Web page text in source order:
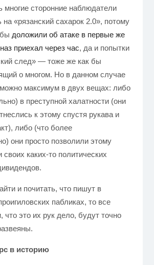
многие сторонние наблюдатели
на «рязанский сахарок 2.0», потому
доложили об атаке в первые же
приехал через час, да и попытки
след» — тоже же как бы
о многом. Но в данном случае
максимум в двух вещах: либо
в преступной халатности (они
к этому спустя рукава и
либо (что более
они просто позволили этому
своих каких-то политических
и почитать, что пишут в
пабликах, то все
что это их рук дело, будут точно
в историю